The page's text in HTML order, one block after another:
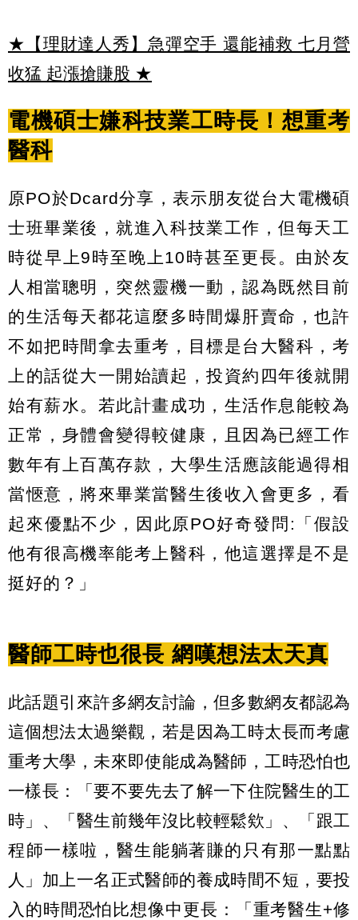
★【理財達人秀】急彈空手 還能補救 七月營
收猛 起漲搶賺股 ★
電機碩士嫌科技業工時長！想重考
醫科
原PO於Dcard分享，表示朋友從台大電機碩
士班畢業後，就進入科技業工作，但每天工
時從早上9時至晚上10時甚至更長。由於友
人相當聰明，突然靈機一動，認為既然目前
的生活每天都花這麼多時間爆肝賣命，也許
不如把時間拿去重考，目標是台大醫科，考
上的話從大一開始讀起，投資約四年後就開
始有薪水。若此計畫成功，生活作息能較為
正常，身體會變得較健康，且因為已經工作
數年有上百萬存款，大學生活應該能過得相
當愜意，將來畢業當醫生後收入會更多，看
起來優點不少，因此原PO好奇發問:「假設
他有很高機率能考上醫科，他這選擇是不是
挺好的？」
醫師工時也很長 網嘆想法太天真
此話題引來許多網友討論，但多數網友都認為
這個想法太過樂觀，若是因為工時太長而考慮
重考大學，未來即使能成為醫師，工時恐怕也
一樣長：「要不要先去了解一下住院醫生的工
時」、「醫生前幾年沒比較輕鬆欸」、「跟工
程師一樣啦，醫生能躺著賺的只有那一點點
人」加上一名正式醫師的養成時間不短，要投
入的時間恐怕比想像中更長：「重考醫生+修